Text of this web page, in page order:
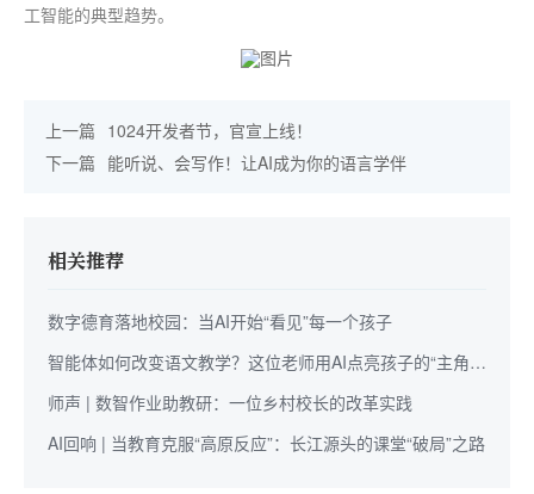
工智能的典型趋势。
上一篇 1024开发者节，官宣上线！
下一篇 能听说、会写作！让AI成为你的语言学伴
相关推荐
数字德育落地校园：当AI开始“看见”每一个孩子
智能体如何改变语文教学？这位老师用AI点亮孩子的“主角光
环”
师声 | 数智作业助教研：一位乡村校长的改革实践
AI回响 | 当教育克服“高原反应”：长江源头的课堂“破局”之路